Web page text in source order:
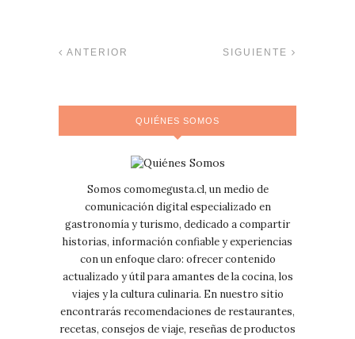
ANTERIOR SIGUIENTE
QUIÉNES SOMOS
Somos comomegusta.cl, un medio de
comunicación digital especializado en
gastronomía y turismo, dedicado a compartir
historias, información confiable y experiencias
con un enfoque claro: ofrecer contenido
actualizado y útil para amantes de la cocina, los
viajes y la cultura culinaria. En nuestro sitio
encontrarás recomendaciones de restaurantes,
recetas, consejos de viaje, reseñas de productos